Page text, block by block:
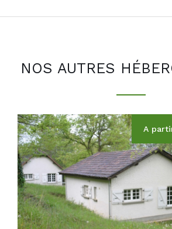
NOS AUTRES
A